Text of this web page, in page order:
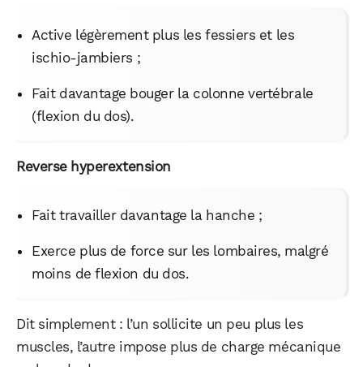
Active légèrement plus les fessiers et les
ischio-jambiers ;
Fait davantage bouger la colonne vertébrale
(flexion du dos).
Reverse hyperextension
Fait travailler davantage la hanche ;
Exerce plus de force sur les lombaires, malgré
moins de flexion du dos.
Dit simplement : l’un sollicite un peu plus les
muscles, l’autre impose plus de charge mécanique